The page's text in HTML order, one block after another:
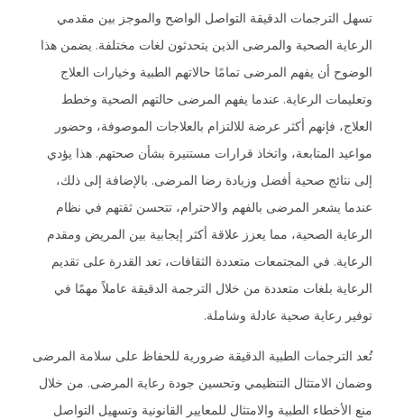
تسهل الترجمات الدقيقة التواصل الواضح والموجز بين مقدمي
الرعاية الصحية والمرضى الذين يتحدثون لغات مختلفة. يضمن هذا
الوضوح أن يفهم المرضى تمامًا حالاتهم الطبية وخيارات العلاج
وتعليمات الرعاية. عندما يفهم المرضى حالتهم الصحية وخطط
العلاج، فإنهم أكثر عرضة للالتزام بالعلاجات الموصوفة، وحضور
مواعيد المتابعة، واتخاذ قرارات مستنيرة بشأن صحتهم. هذا يؤدي
إلى نتائج صحية أفضل وزيادة رضا المرضى. بالإضافة إلى ذلك،
عندما يشعر المرضى بالفهم والاحترام، تتحسن ثقتهم في نظام
الرعاية الصحية، مما يعزز علاقة أكثر إيجابية بين المريض ومقدم
الرعاية. في المجتمعات متعددة الثقافات، تعد القدرة على تقديم
الرعاية بلغات متعددة من خلال الترجمة الدقيقة عاملاً مهمًا في
توفير رعاية صحية عادلة وشاملة.
تُعد الترجمات الطبية الدقيقة ضرورية للحفاظ على سلامة المرضى
وضمان الامتثال التنظيمي وتحسين جودة رعاية المرضى. من خلال
منع الأخطاء الطبية والامتثال للمعايير القانونية وتسهيل التواصل